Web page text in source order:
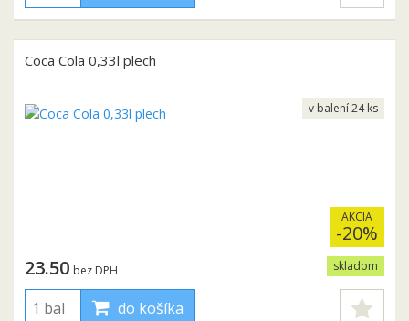
Coca Cola 0,33l plech
AKCIA
-20%
skladom
23.50 bez DPH
do košíka
v balení 24 ks